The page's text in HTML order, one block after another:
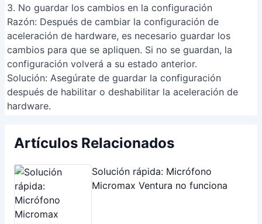
3. No guardar los cambios en la configuración
Razón: Después de cambiar la configuración de
aceleración de hardware, es necesario guardar los
cambios para que se apliquen. Si no se guardan, la
configuración volverá a su estado anterior.
Solución: Asegúrate de guardar la configuración
después de habilitar o deshabilitar la aceleración de
hardware.
Artículos Relacionados
Solución rápida: Micrófono
Micromax Ventura no funciona